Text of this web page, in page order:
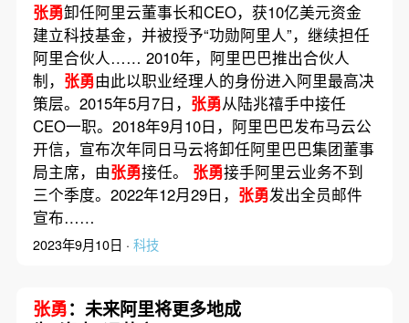
张勇卸任阿里云董事长和CEO，获10亿美元资金
建立科技基金，并被授予“功勋阿里人”，继续担任
阿里合伙人…… 2010年，阿里巴巴推出合伙人
制， 张勇由此以职业经理人的身份进入阿里最高决
策层。2015年5月7日， 张勇从陆兆禧手中接任
CEO一职。2018年9月10日，阿里巴巴发布马云公
开信，宣布次年同日马云将卸任阿里巴巴集团董事
局主席，由张勇接任。 张勇接手阿里云业务不到
三个季度。2022年12月29日， 张勇发出全员邮件
宣布……
2023年9月10日 · 科技
张勇：未来阿里将更多地成